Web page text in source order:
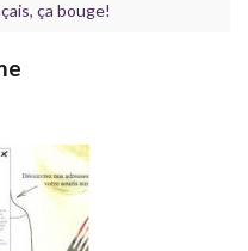
ça bouge!